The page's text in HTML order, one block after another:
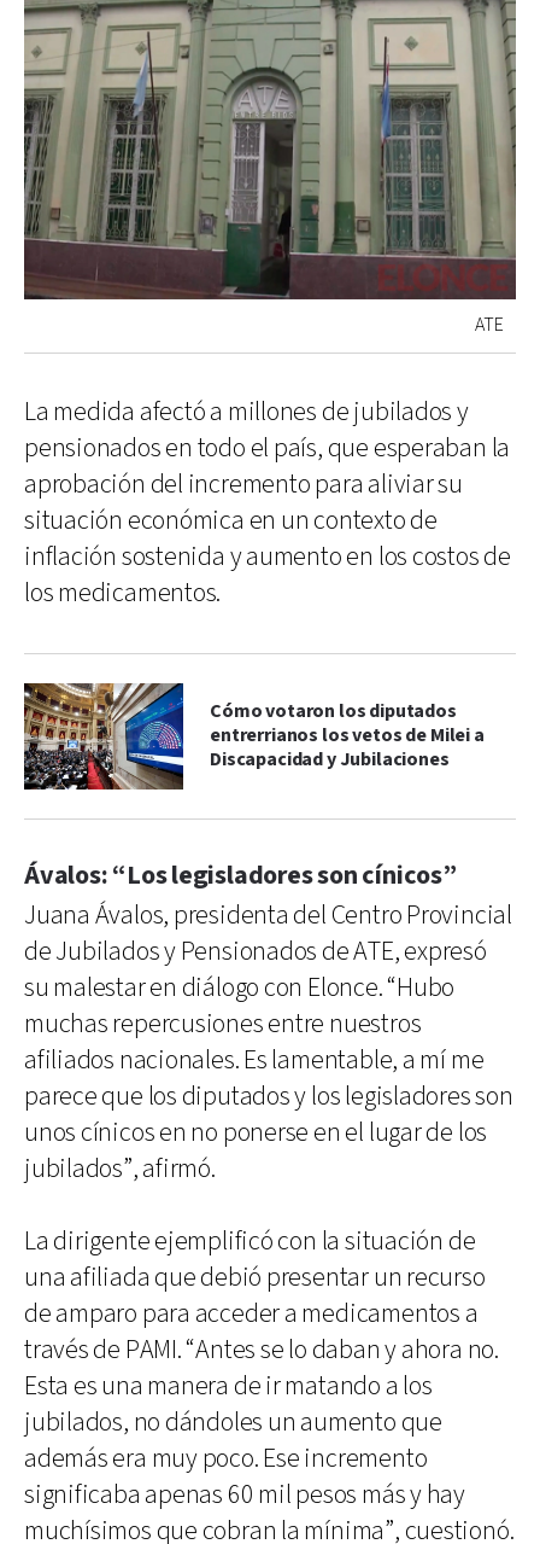
ATE
La medida afectó a millones de jubilados y
pensionados en todo el país, que esperaban la
aprobación del incremento para aliviar su
situación económica en un contexto de
inflación sostenida y aumento en los costos de
los medicamentos.
Cómo votaron los diputados
entrerrianos los vetos de Milei a
Discapacidad y Jubilaciones
Ávalos: “Los legisladores son cínicos”
Juana Ávalos, presidenta del Centro Provincial
de Jubilados y Pensionados de ATE, expresó
su malestar en diálogo con Elonce. “Hubo
muchas repercusiones entre nuestros
afiliados nacionales. Es lamentable, a mí me
parece que los diputados y los legisladores son
unos cínicos en no ponerse en el lugar de los
jubilados”, afirmó.
La dirigente ejemplificó con la situación de
una afiliada que debió presentar un recurso
de amparo para acceder a medicamentos a
través de PAMI. “Antes se lo daban y ahora no.
Esta es una manera de ir matando a los
jubilados, no dándoles un aumento que
además era muy poco. Ese incremento
significaba apenas 60 mil pesos más y hay
muchísimos que cobran la mínima”, cuestionó.